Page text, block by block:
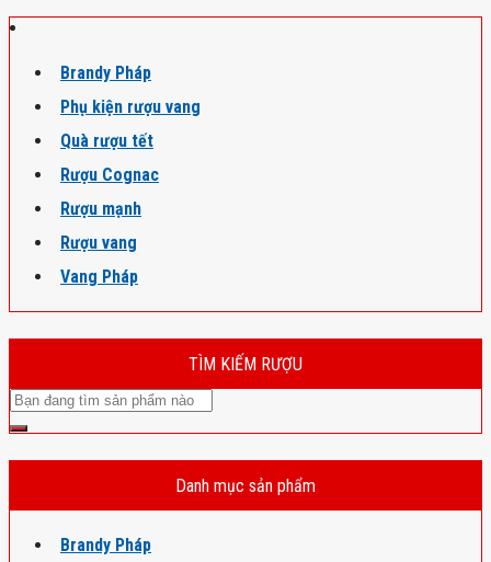
Brandy Pháp
Phụ kiện rượu vang
Quà rượu tết
Rượu Cognac
Rượu mạnh
Rượu vang
Vang Pháp
TÌM KIẾM RƯỢU
Danh mục sản phẩm
Brandy Pháp